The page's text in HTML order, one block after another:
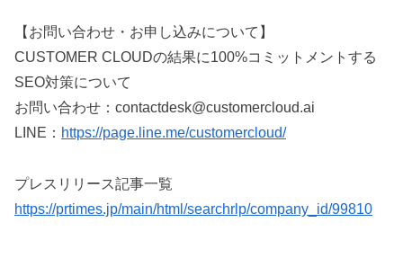
【お問い合わせ・お申し込みについて】
CUSTOMER CLOUDの結果に100%コミットメントする
SEO対策について
お問い合わせ：contactdesk@customercloud.ai
LINE： https://page.line.me/customercloud/
プレスリリース記事一覧
https://prtimes.jp/main/html/searchrlp/company_id/99810